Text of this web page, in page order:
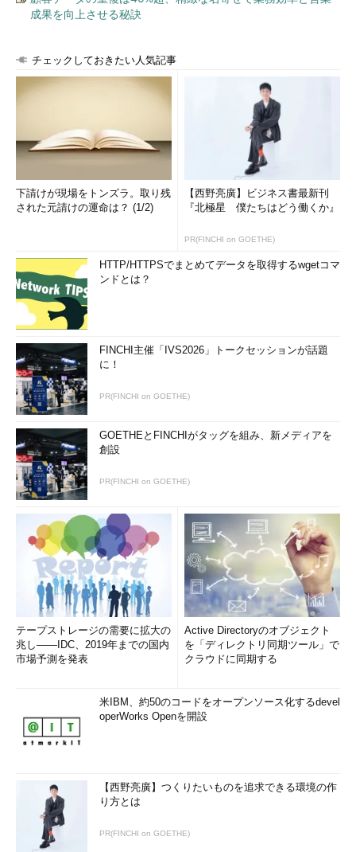
成果を向上させる秘訣
チェックしておきたい人気記事
下請けが現場をトンズラ。取り残
された元請けの運命は？ (1/2)
【西野亮廣】ビジネス書最新刊
『北極星 僕たちはどう働くか』
PR(FINCHI on GOETHE)
HTTP/HTTPSでまとめてデータを取得するwgetコマ
ンドとは？
FINCHI主催「IVS2026」トークセッションが話題
に！
PR(FINCHI on GOETHE)
GOETHEとFINCHIがタッグを組み、新メディアを
創設
PR(FINCHI on GOETHE)
テープストレージの需要に拡大の
兆し――IDC、2019年までの国内
市場予測を発表
Active Directoryのオブジェクト
を「ディレクトリ同期ツール」で
クラウドに同期する
米IBM、約50のコードをオープンソース化するdevel
operWorks Openを開設
【西野亮廣】つくりたいものを追求できる環境の作
り方とは
PR(FINCHI on GOETHE)